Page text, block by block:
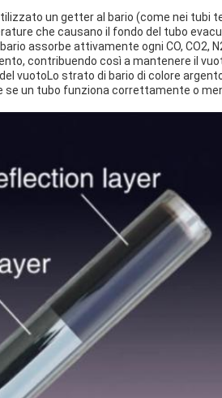
un getter al bario (come nei tubi
che causano il fondo del tubo
assorbe attivamente ogni CO, CO2,
contribuendo così a mantenere il
vuotoLo strato di bario di colore
se un tubo funziona correttamente o